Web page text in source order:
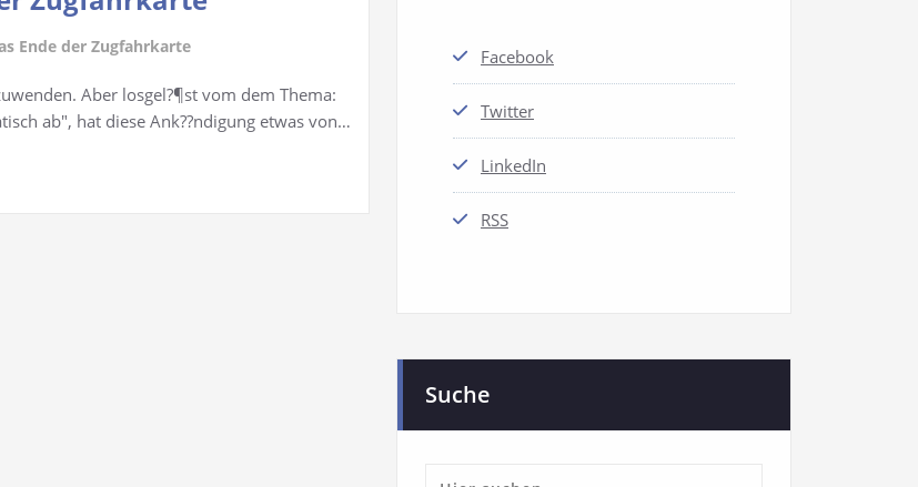
Ende der Zugfahrkarte
Aber losgel?¶st vom dem Thema:
ab", hat diese Ank??ndigung etwas von…
Facebook
Twitter
LinkedIn
RSS
Suche